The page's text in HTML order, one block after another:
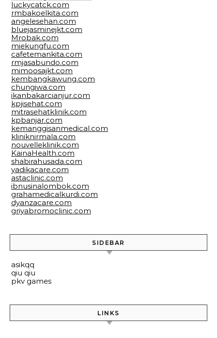
luckycatck.com
rmbakoelkita.com
angelesehan.com
bluejasminejkt.com
Mrobak.com
miekungfu.com
cafetemankita.com
rmjasabundo.com
mimoosajkt.com
kembangkawung.com
chungiwa.com
ikanbakarcianjur.com
kpjisehat.com
mitrasehatklinik.com
kpbanjar.com
kemanggisanmedical.com
kliniknirmala.com
nouvelleklinik.com
KainaHealth.com
shabirahusada.com
yadikacare.com
astaclinic.com
ibnusinalombok.com
grahamedicalkurdi.com
dyanzacare.com
griyabromoclinic.com
SIDEBAR
asikqq
qiu qiu
pkv games
LINKS